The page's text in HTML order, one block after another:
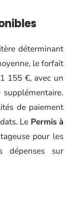
déterminant
le forfait
155 €, avec un
de paiement
Le Permis à
pour les
dépenses sur